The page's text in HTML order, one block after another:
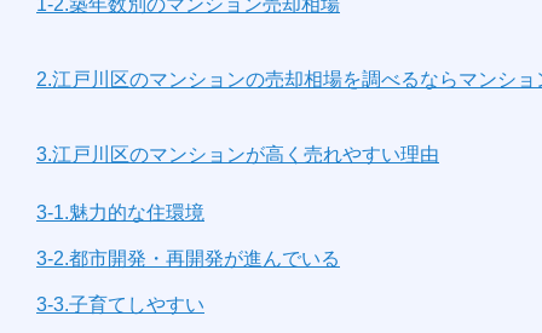
1-2.築年数別のマンション売却相場
2.江戸川区のマンションの売却相場を調べるならマンショ
3.江戸川区のマンションが高く売れやすい理由
3-1.魅力的な住環境
3-2.都市開発・再開発が進んでいる
3-3.子育てしやすい